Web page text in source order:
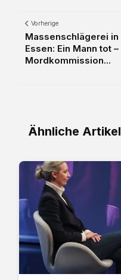
Vorherige
Massenschlägerei in
Essen: Ein Mann tot –
Mordkommission...
Ähnliche Artikel